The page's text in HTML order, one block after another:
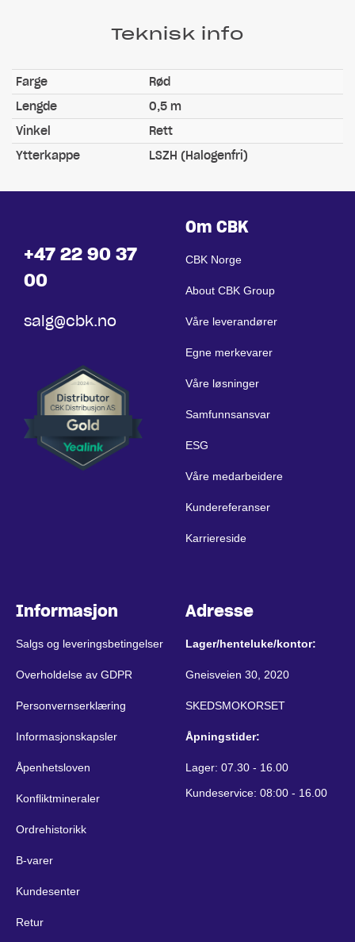
Teknisk info
Farge
Rød
Lengde
0,5 m
Vinkel
Rett
Ytterkappe
LSZH (Halogenfri)
+47 22 90 37
00
salg@cbk.no
Om CBK
CBK Norge
About CBK Group
Våre leverandører
Egne merkevarer
Våre løsninger
Samfunnsansvar
ESG
Våre medarbeidere
Kundereferanser
Karriereside
Informasjon
Salgs og leveringsbetingelser
Overholdelse av GDPR
Personvernserklæring
Informasjonskapsler
Åpenhetsloven
Konfliktmineraler
Ordrehistorikk
B-varer
Kundesenter
Retur
Adresse
Lager/henteluke/kontor:
Gneisveien 30, 2020
SKEDSMOKORSET
Åpningstider:
Lager: 07.30 - 16.00
Kundeservice: 08:00 - 16.00